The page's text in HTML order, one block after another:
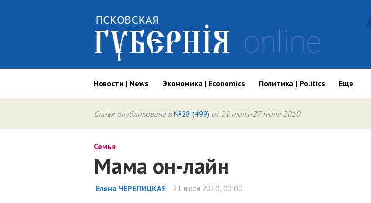
Новости | News Экономика | Economics Политика | Politics Еще
Статья опубликована в №28 (499) от 21 июля-27 июля 2010
Семья
Мама он-лайн
Елена ЧЕРЕПИЦКАЯ 21 июля 2010, 00:00